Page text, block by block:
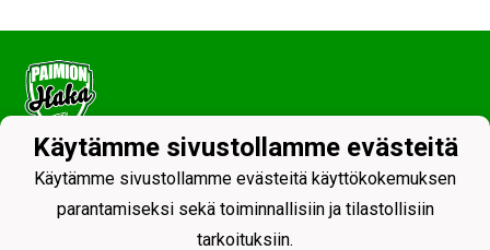
Tietosuojaseloste
Käytämme sivustollamme evästeitä
Käytämme sivustollamme evästeitä käyttökokemuksen
parantamiseksi sekä toiminnallisiin ja tilastollisiin
tarkoituksiin.